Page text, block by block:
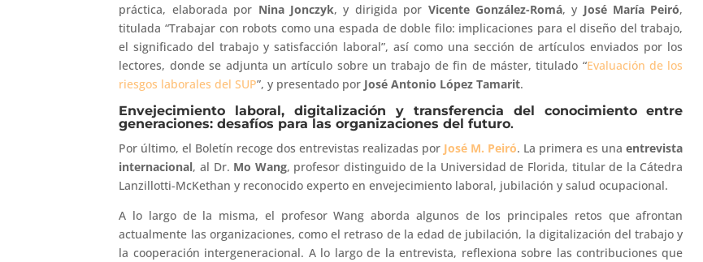
práctica, elaborada por Nina Jonczyk, y dirigida por Vicente González-Romá, y José María Peiró,
titulada “Trabajar con robots como una espada de doble filo: implicaciones para el diseño del trabajo,
el significado del trabajo y satisfacción laboral”, así como una sección de artículos enviados por los
lectores, donde se adjunta un artículo sobre un trabajo de fin de máster, titulado “Evaluación de los
riesgos laborales del SUP”, y presentado por José Antonio López Tamarit.
Envejecimiento laboral, digitalización y transferencia del conocimiento entre
generaciones: desafíos para las organizaciones del futuro.
Por último, el Boletín recoge dos entrevistas realizadas por José M. Peiró. La primera es unaentrevista
internacional, al Dr. Mo Wang, profesor distinguido de la Universidad de Florida, titular de la Cátedra
Lanzillotti-McKethan y reconocido experto en envejecimiento laboral, jubilación y salud ocupacional.
A lo largo de la misma, el profesor Wang aborda algunos de los principales retos que afrontan
actualmente las organizaciones, como el retraso de la edad de jubilación, la digitalización del trabajo y
la cooperación intergeneracional. A lo largo de la entrevista, reflexiona sobre las contribuciones que